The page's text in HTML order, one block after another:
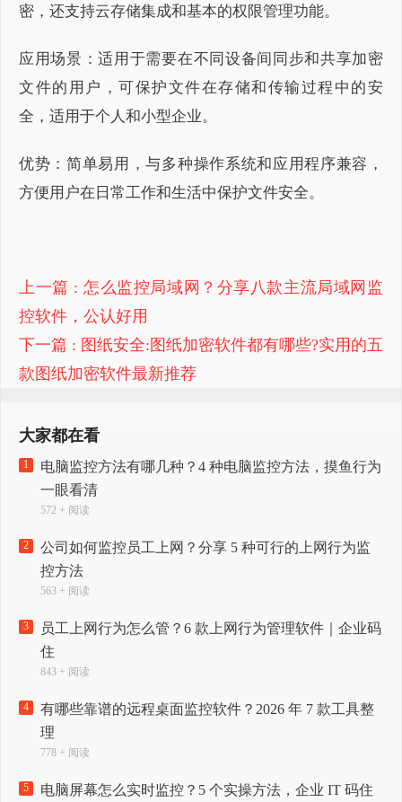
密，还支持云存储集成和基本的权限管理功能。
应用场景：适用于需要在不同设备间同步和共享加密
文件的用户，可保护文件在存储和传输过程中的安
全，适用于个人和小型企业。
优势：简单易用，与多种操作系统和应用程序兼容，
方便用户在日常工作和生活中保护文件安全。
上一篇 : 怎么监控局域网？分享八款主流局域网监
控软件，公认好用
下一篇 : 图纸安全:图纸加密软件都有哪些?实用的五
款图纸加密软件最新推荐
大家都在看
1
电脑监控方法有哪几种？4 种电脑监控方法，摸鱼行为
一眼看清
572 + 阅读
2
公司如何监控员工上网？分享 5 种可行的上网行为监
控方法
563 + 阅读
3
员工上网行为怎么管？6 款上网行为管理软件｜企业码
住
843 + 阅读
4
有哪些靠谱的远程桌面监控软件？2026 年 7 款工具整
理
778 + 阅读
5 电脑屏幕怎么实时监控？5 个实操方法，企业 IT 码住